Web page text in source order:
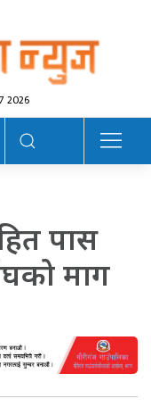
2026
पास
माग